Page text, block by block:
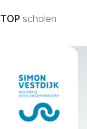
TOP scholen